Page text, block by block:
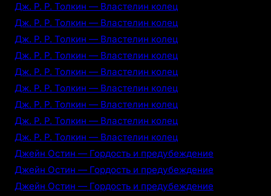
Дж. Р. Р. Толкин — Властелин колец
Дж. Р. Р. Толкин — Властелин колец
Дж. Р. Р. Толкин — Властелин колец
Дж. Р. Р. Толкин — Властелин колец
Дж. Р. Р. Толкин — Властелин колец
Дж. Р. Р. Толкин — Властелин колец
Дж. Р. Р. Толкин — Властелин колец
Дж. Р. Р. Толкин — Властелин колец
Дж. Р. Р. Толкин — Властелин колец
Джейн Остин — Гордость и предубеждение
Джейн Остин — Гордость и предубеждение
Джейн Остин — Гордость и предубеждение